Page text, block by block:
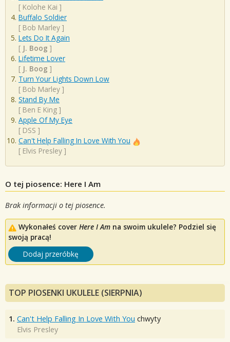
[ Kolohe Kai ]
Buffalo Soldier
[ Bob Marley ]
Lets Do It Again
[ J. Boog ]
Lifetime Lover
[ J. Boog ]
Turn Your Lights Down Low
[ Bob Marley ]
Stand By Me
[ Ben E King ]
Apple Of My Eye
[ DSS ]
Can't Help Falling In Love With You
[ Elvis Presley ]
O tej piosence: Here I Am
Brak informacji o tej piosence.
Wykonałeś cover Here I Am na swoim ukulele? Podziel się
swoją pracą!
Dodaj przeróbkę
TOP PIOSENKI UKULELE (SIERPNIA)
1. Can't Help Falling In Love With You chwyty
Elvis Presley